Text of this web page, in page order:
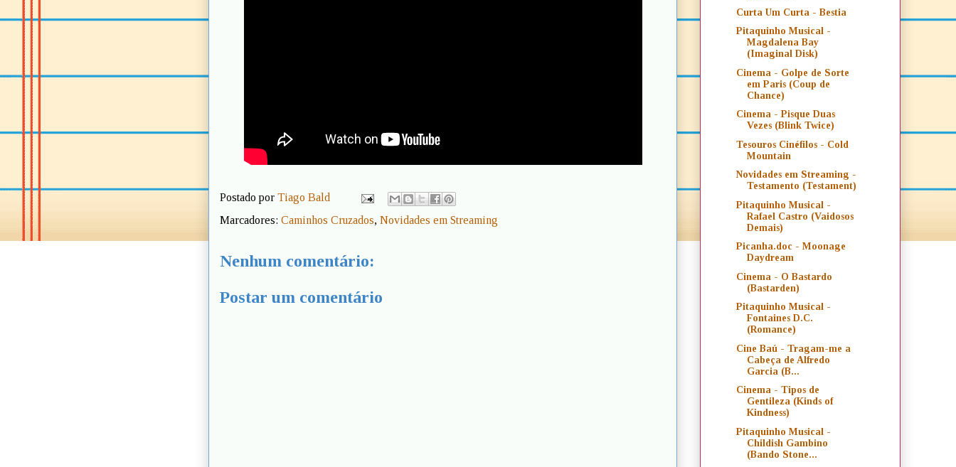
Postado por Tiago Bald
Marcadores: Caminhos Cruzados, Novidades em Streaming
Nenhum comentário:
Postar um comentário
Curta Um Curta - Bestia
Pitaquinho Musical -
Magdalena Bay
(Imaginal Disk)
Cinema - Golpe de Sorte
em Paris (Coup de
Chance)
Cinema - Pisque Duas
Vezes (Blink Twice)
Tesouros Cinéfilos - Cold
Mountain
Novidades em Streaming -
Testamento (Testament)
Pitaquinho Musical -
Rafael Castro (Vaidosos
Demais)
Picanha.doc - Moonage
Daydream
Cinema - O Bastardo
(Bastarden)
Pitaquinho Musical -
Fontaines D.C.
(Romance)
Cine Baú - Tragam-me a
Cabeça de Alfredo
Garcia (B...
Cinema - Tipos de
Gentileza (Kinds of
Kindness)
Pitaquinho Musical -
Childish Gambino
(Bando Stone...